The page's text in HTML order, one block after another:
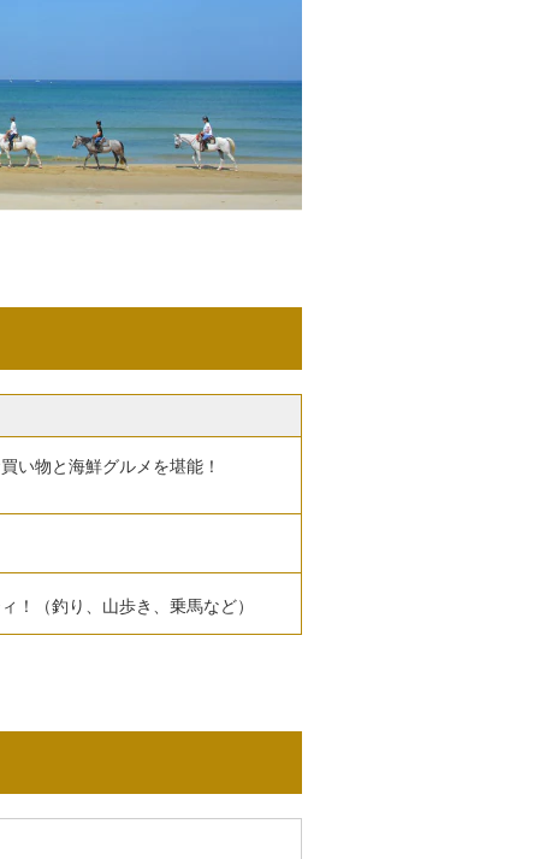
い物と海鮮グルメを堪能！
！（釣り、山歩き、乗馬など）